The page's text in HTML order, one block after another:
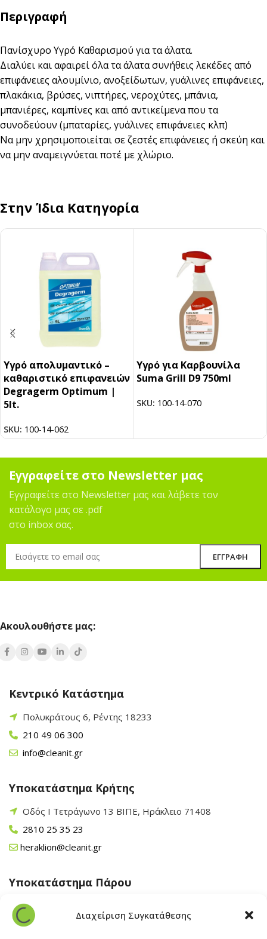
Διαχείριση Συγκατάθεσης
Περιγραφή
Πανίσχυρο Υγρό Καθαρισμού για τα άλατα.
Διαλύει και αφαιρεί όλα τα άλατα συνήθεις λεκέδες από
επιφάνειες αλουμίνιο, ανοξείδωτων, γυάλινες επιφάνειες,
πλακάκια, βρύσες, νιπτήρες, νεροχύτες, μπάνια,
μπανιέρες, καμπίνες και από αντικείμενα που τα
συνοδεύουν (μπαταρίες, γυάλινες επιφάνειες κλπ)
Να μην χρησιμοποιείται σε ζεστές επιφάνειες ή σκεύη και
να μην αναμειγνύεται ποτέ με χλώριο.
Στην Ίδια Κατηγορία
Υγρό απολυμαντικό –
καθαριστικό επιφανειών
Degragerm Optimum |
5lt.
SKU: 100-14-062
Υγρό για Καρβουνίλα
Suma Grill D9 750ml
SKU: 100-14-070
Εγγραφείτε στο Newsletter μας
Εγγραφείτε στο Newsletter μας και λάβετε τον
κατάλογο μας σε .pdf
στο inbox σας.
Ακουλουθήστε μας:
Κεντρικό Κατάστημα
Πολυκράτους 6, Ρέντης 18233
210 49 06 300
info@cleanit.gr
Υποκατάστημα Κρήτης
Οδός Ι Τετράγωνο 13 ΒΙΠΕ, Ηράκλειο 71408
2810 25 35 23
heraklion@cleanit.gr
Υποκατάστημα Πάρου
Άγιος Βλάσης Αρχίλοχος, Πάρος 84400
22840 43 163